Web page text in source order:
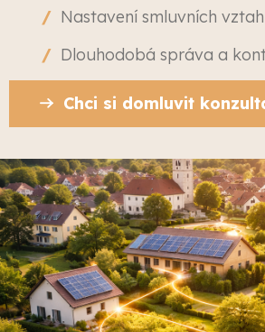
Nastavení smluvních
Dlouhodobá správa a
Chci si domluvit